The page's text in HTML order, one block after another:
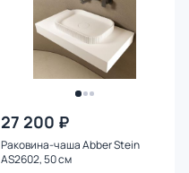
27 200 ₽
Раковина-чаша Abber Stein
AS2602, 50 см